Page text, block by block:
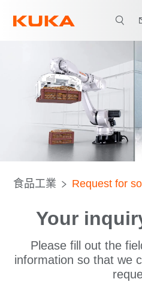
食品工業 Request for
Your
Please fill out the
information so that we